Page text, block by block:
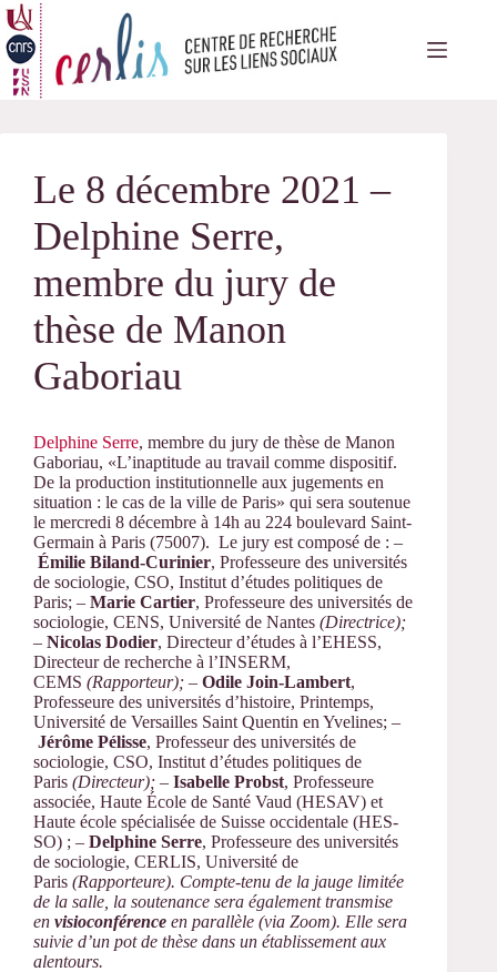
Passer
au
contenu
Le 8 décembre 2021 –
Delphine Serre,
membre du jury de
thèse de Manon
Gaboriau
Delphine Serre, membre du jury de thèse de Manon
Gaboriau, «L’inaptitude au travail comme dispositif.
De la production institutionnelle aux jugements en
situation : le cas de la ville de Paris» qui sera soutenue
le mercredi 8 décembre à 14h au 224 boulevard Saint-
Germain à Paris (75007). Le jury est composé de : –
Émilie Biland-Curinier, Professeure des universités
de sociologie, CSO, Institut d’études politiques de
Paris; – Marie Cartier, Professeure des universités de
sociologie, CENS, Université de Nantes (Directrice);
– Nicolas Dodier, Directeur d’études à l’EHESS,
Directeur de recherche à l’INSERM,
CEMS (Rapporteur); – Odile Join-Lambert,
Professeure des universités d’histoire, Printemps,
Université de Versailles Saint Quentin en Yvelines; –
Jérôme Pélisse, Professeur des universités de
sociologie, CSO, Institut d’études politiques de
Paris (Directeur); – Isabelle Probst, Professeure
associée, Haute École de Santé Vaud (HESAV) et
Haute école spécialisée de Suisse occidentale (HES-
SO) ; – Delphine Serre, Professeure des universités
de sociologie, CERLIS, Université de
Paris (Rapporteure). Compte-tenu de la jauge limitée
de la salle, la soutenance sera également transmise
en visioconférence en parallèle (via Zoom). Elle sera
suivie d’un pot de thèse dans un établissement aux
alentours.